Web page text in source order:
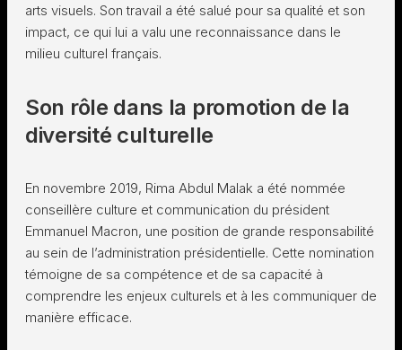
arts visuels. Son travail a été salué pour sa qualité et son
impact, ce qui lui a valu une reconnaissance dans le
milieu culturel français.
Son rôle dans la promotion de la
diversité culturelle
En novembre 2019, Rima Abdul Malak a été nommée
conseillère culture et communication du président
Emmanuel Macron, une position de grande responsabilité
au sein de l’administration présidentielle. Cette nomination
témoigne de sa compétence et de sa capacité à
comprendre les enjeux culturels et à les communiquer de
manière efficace.